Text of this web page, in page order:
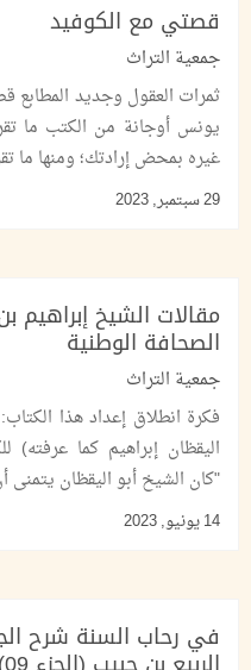
قصتي مع الكوفيد
جمعية التراث
ثمرات العقول وجديد المطابع
يونس أوجانة من الكتب ما
غيره بمحض إرادتك؛ ومنها ما
29 سبتمبر, 2023
مقالات الشيخ
الصحافة الوطنية
جمعية التراث
فكرة انطلاق إعداد هذا
اليقظان إبراهيم كما
"كان الشيخ أبو اليقظان يتمنى
14 يونيو, 2023
في رحاب السنة شرح